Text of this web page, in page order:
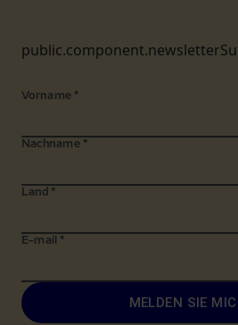
Vorname *
Nachname *
Land *
E-mail *
MELDEN SIE